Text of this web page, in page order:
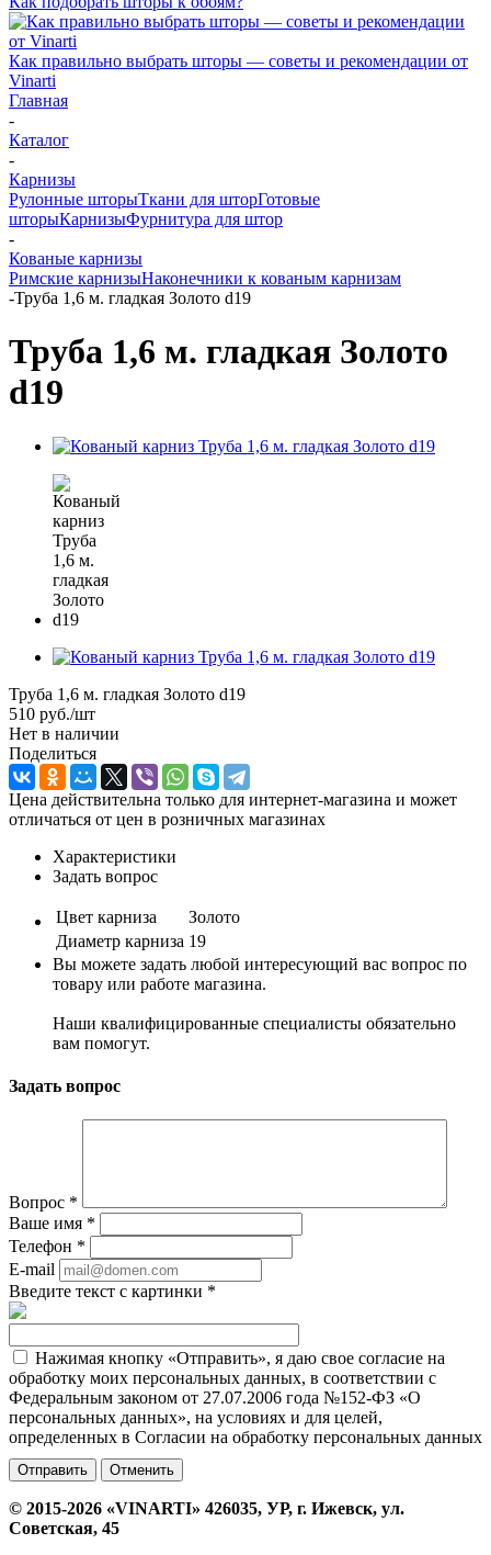
Как правильно выбрать шторы — советы и рекомендации от
Vinarti
Главная
-
Каталог
-
Карнизы
Рулонные шторыТкани для шторГотовые
шторыКарнизыФурнитура для штор
-
Кованые карнизы
Римские карнизыНаконечники к кованым карнизам
-Труба 1,6 м. гладкая Золото d19
Труба 1,6 м. гладкая Золото
d19
Труба 1,6 м. гладкая Золото d19
510 руб./шт
Нет в наличии
Поделиться
Цена действительна только для интернет-магазина и может
отличаться от цен в розничных магазинах
Характеристики
Задать вопрос
Цвет карниза
Золото
Диаметр карниза 19
Вы можете задать любой интересующий вас вопрос по
товару или работе магазина.
Наши квалифицированные специалисты обязательно
вам помогут.
Задать вопрос
Вопрос *
Ваше имя *
Телефон *
E-mail
Введите текст с картинки *
Нажимая кнопку «Отправить», я даю свое согласие на
обработку моих персональных данных, в соответствии с
Федеральным законом от 27.07.2006 года №152-ФЗ «О
персональных данных», на условиях и для целей,
определенных в Согласии на обработку персональных данных
Отменить
© 2015-2026 «VINARTI» 426035, УР, г. Ижевск, ул.
Советская, 45